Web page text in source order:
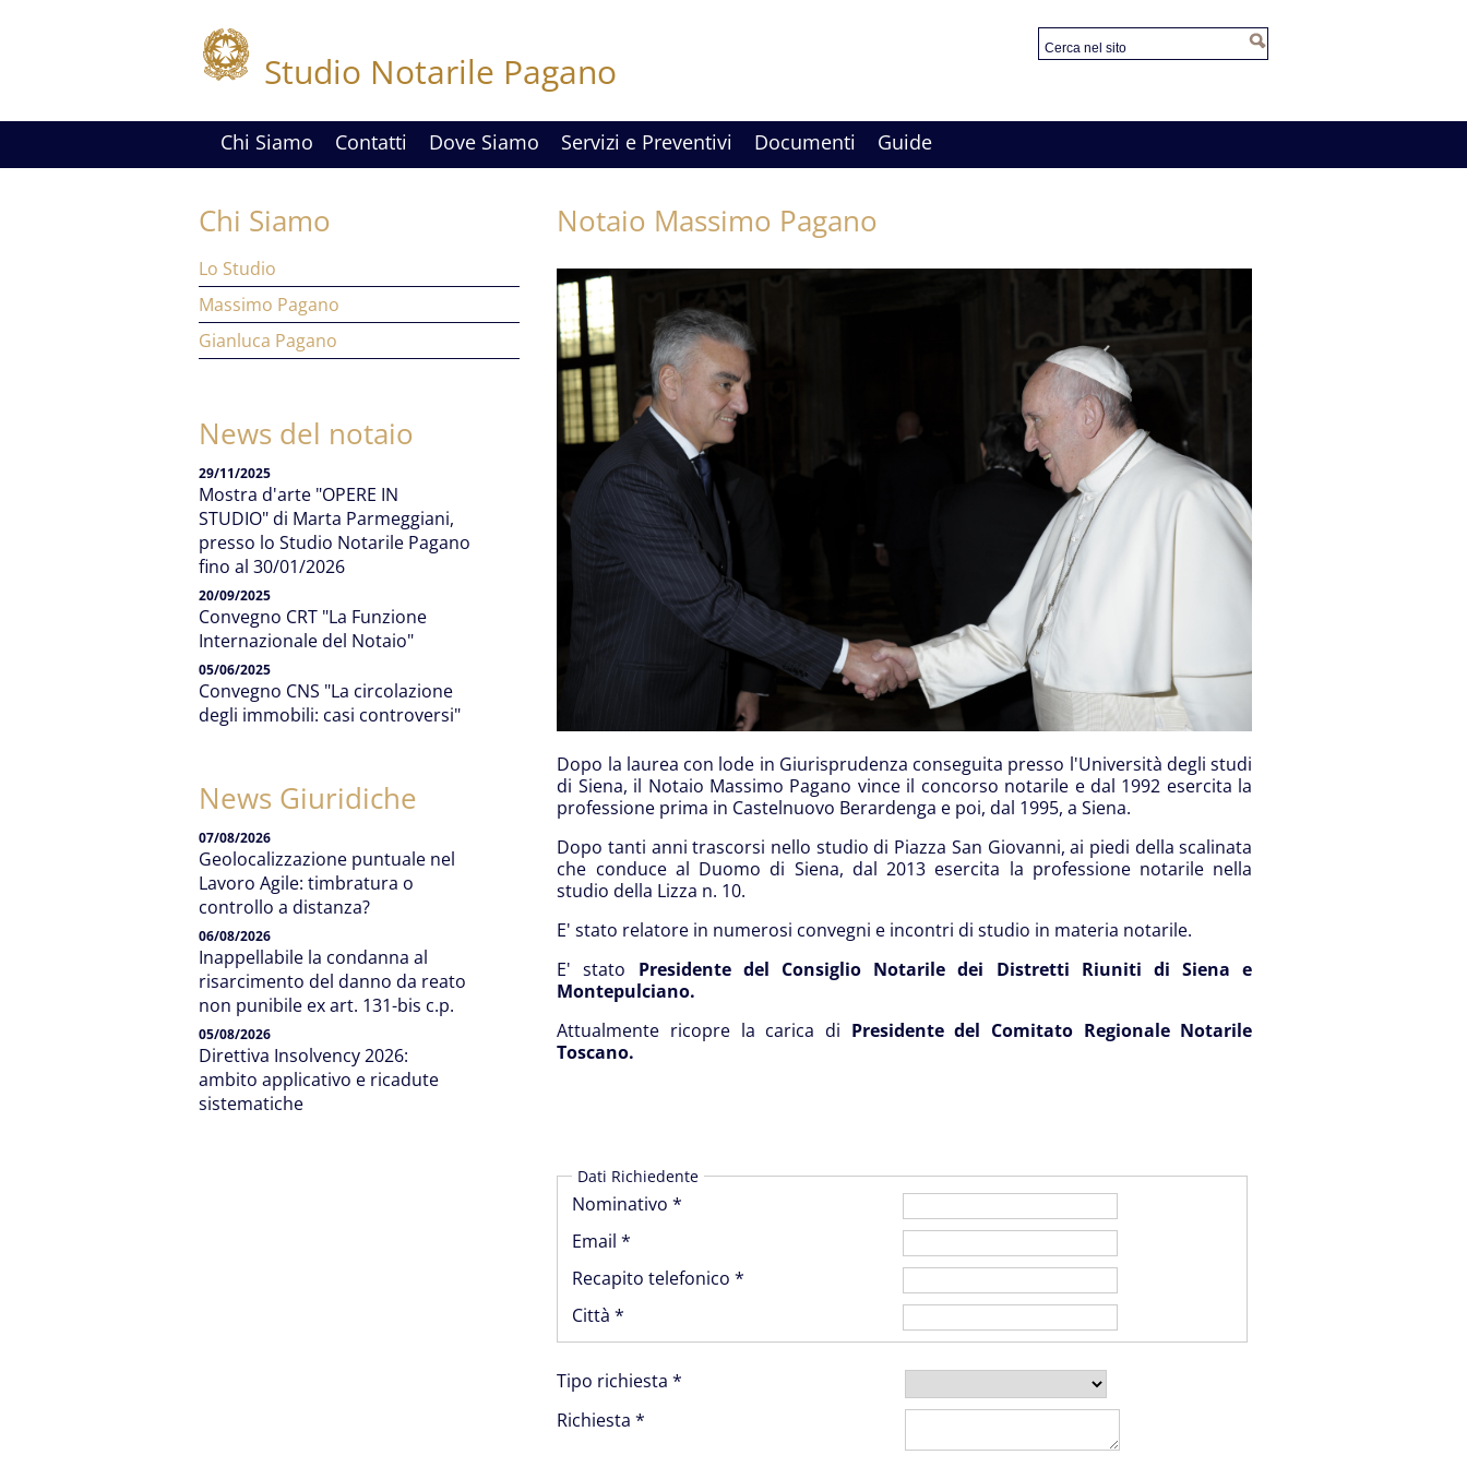
Studio Notarile Pagano
Chi Siamo Contatti Dove Siamo Servizi e Preventivi Documenti Guide
Notaio Massimo Pagano
Dopo la laurea con lode in Giurisprudenza conseguita presso l'Università degli studi
di Siena, il Notaio Massimo Pagano vince il concorso notarile e dal 1992 esercita la
professione prima in Castelnuovo Berardenga e poi, dal 1995, a Siena.
Dopo tanti anni trascorsi nello studio di Piazza San Giovanni, ai piedi della scalinata
che conduce al Duomo di Siena, dal 2013 esercita la professione notarile nella
studio della Lizza n. 10.
E' stato relatore in numerosi convegni e incontri di studio in materia notarile.
E' stato Presidente del Consiglio Notarile dei Distretti Riuniti di Siena e
Montepulciano.
Attualmente ricopre la carica di Presidente del Comitato Regionale Notarile
Toscano.
Dati Richiedente
Nominativo *
Email *
Recapito telefonico *
Città *
Tipo richiesta *
Richiesta *
Chi Siamo
Lo Studio
Massimo Pagano
Gianluca Pagano
News del notaio
29/11/2025
Mostra d'arte "OPERE IN
STUDIO" di Marta Parmeggiani,
presso lo Studio Notarile Pagano
fino al 30/01/2026
20/09/2025
Convegno CRT "La Funzione
Internazionale del Notaio"
05/06/2025
Convegno CNS "La circolazione
degli immobili: casi controversi"
News Giuridiche
07/08/2026
Geolocalizzazione puntuale nel
Lavoro Agile: timbratura o
controllo a distanza?
06/08/2026
Inappellabile la condanna al
risarcimento del danno da reato
non punibile ex art. 131-bis c.p.
05/08/2026
Direttiva Insolvency 2026:
ambito applicativo e ricadute
sistematiche